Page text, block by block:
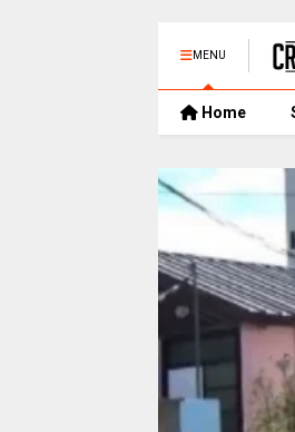
MENU
Home